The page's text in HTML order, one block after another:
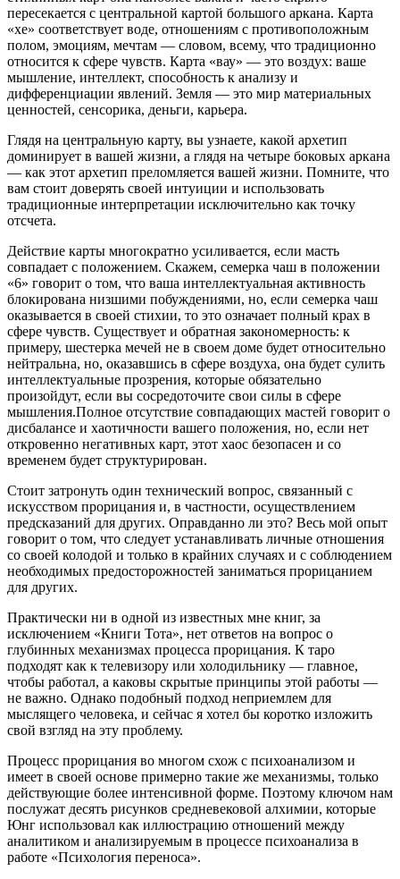
пересекается с центральной картой большого аркана. Карта
«хе» соответствует воде, отношениям с противоположным
полом, эмоциям, мечтам — словом, всему, что традиционно
относится к сфере чувств. Карта «вау» — это воздух: ваше
мышление, интеллект, способность к анализу и
дифференциации явлений. Земля — это мир материальных
ценностей, сенсорика, деньги, карьера.
Глядя на центральную карту, вы узнаете, какой архетип
доминирует в вашей жизни, а глядя на четыре боковых аркана
— как этот архетип преломляется вашей жизни. Помните, что
вам стоит доверять своей интуиции и использовать
традиционные интерпретации исключительно как точку
отсчета.
Действие карты многократно усиливается, если масть
совпадает с положением. Скажем, семерка чаш в положении
«6» говорит о том, что ваша интеллектуальная активность
блокирована низшими побуждениями, но, если семерка чаш
оказывается в своей стихии, то это означает полный крах в
сфере чувств. Существует и обратная закономерность: к
примеру, шестерка мечей не в своем доме будет относительно
нейтральна, но, оказавшись в сфере воздуха, она будет сулить
интеллектуальные прозрения, которые обязательно
произойдут, если вы сосредоточите свои силы в сфере
мышления.Полное отсутствие совпадающих мастей говорит о
дисбалансе и хаотичности вашего положения, но, если нет
откровенно негативных карт, этот хаос безопасен и со
временем будет структурирован.
Стоит затронуть один технический вопрос, связанный с
искусством прорицания и, в частности, осуществлением
предсказаний для других. Оправданно ли это? Весь мой опыт
говорит о том, что следует устанавливать личные отношения
со своей колодой и только в крайних случаях и с соблюдением
необходимых предосторожностей заниматься прорицанием
для других.
Практически ни в одной из известных мне книг, за
исключением «Книги Тота», нет ответов на вопрос о
глубинных механизмах процесса прорицания. К таро
подходят как к телевизору или холодильнику — главное,
чтобы работал, а каковы скрытые принципы этой работы —
не важно. Однако подобный подход неприемлем для
мыслящего человека, и сейчас я хотел бы коротко изложить
свой взгляд на эту проблему.
Процесс прорицания во многом схож с психоанализом и
имеет в своей основе примерно такие же механизмы, только
действующие более интенсивной форме. Поэтому ключом нам
послужат десять рисунков средневековой алхимии, которые
Юнг использовал как иллюстрацию отношений между
аналитиком и анализируемым в процессе психоанализа в
работе «Психология переноса».